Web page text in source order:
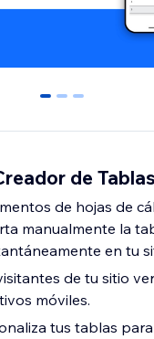
0 1 2
de Tablas
de hojas de
manualmente la
en tu
de tu sitio
móviles.
tus tablas